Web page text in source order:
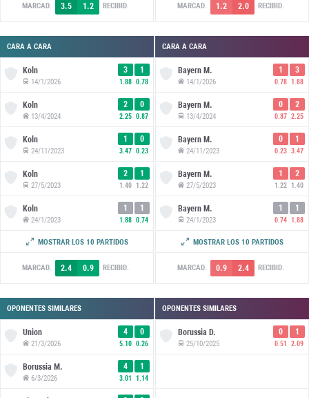
MARCAD. 3.5 1.2 RECIBID.
CARA A CARA
Koln
14/1/2026
3
1.88
1
0.78
Koln
13/4/2024
2
2.25
0
0.87
Koln
24/11/2023
1
3.47
0
0.23
Koln
27/5/2023
2
1.40
1
1.22
Koln
24/1/2023
1
1.88
1
0.74
Koln
MOSTRAR LOS 10 PARTIDOS
MARCAD. 2.4 0.9 RECIBID.
OPONENTES SIMILARES
Union
21/3/2026
4
5.10
0
0.26
Borussia M.
6/3/2026
4
3.01
1
1.14
MARCAD. 1.2 2.0 RECIBID.
CARA A CARA
Bayern M.
14/1/2026
1
0.78
3
1.88
Bayern M.
13/4/2024
0
0.87
2
2.25
Bayern M.
24/11/2023
0
0.23
1
3.47
Bayern M.
27/5/2023
1
1.22
2
1.40
Bayern M.
24/1/2023
1
0.74
1
1.88
Bayern M.
MOSTRAR LOS 10 PARTIDOS
MARCAD. 0.9 2.4 RECIBID.
OPONENTES SIMILARES
Borussia D.
25/10/2025
0
0.51
1
2.09